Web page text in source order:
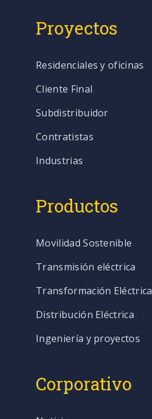
Proyectos
Residenciales y oficinas
Cliente Final
Subdistribuidor
Contratistas
Industrias
Productos
Movilidad Sostenible
Transmisión eléctrica
Transformación Eléctrica
Distribución Eléctrica
Ingeniería y proyectos
Corporativo